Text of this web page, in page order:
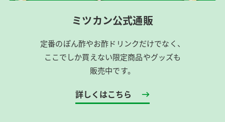
ミツカン公式通販
定番のぽん酢やお酢ドリンクだけでなく、
ここでしか買えない限定商品やグッズも
販売中です。
詳しくはこちら